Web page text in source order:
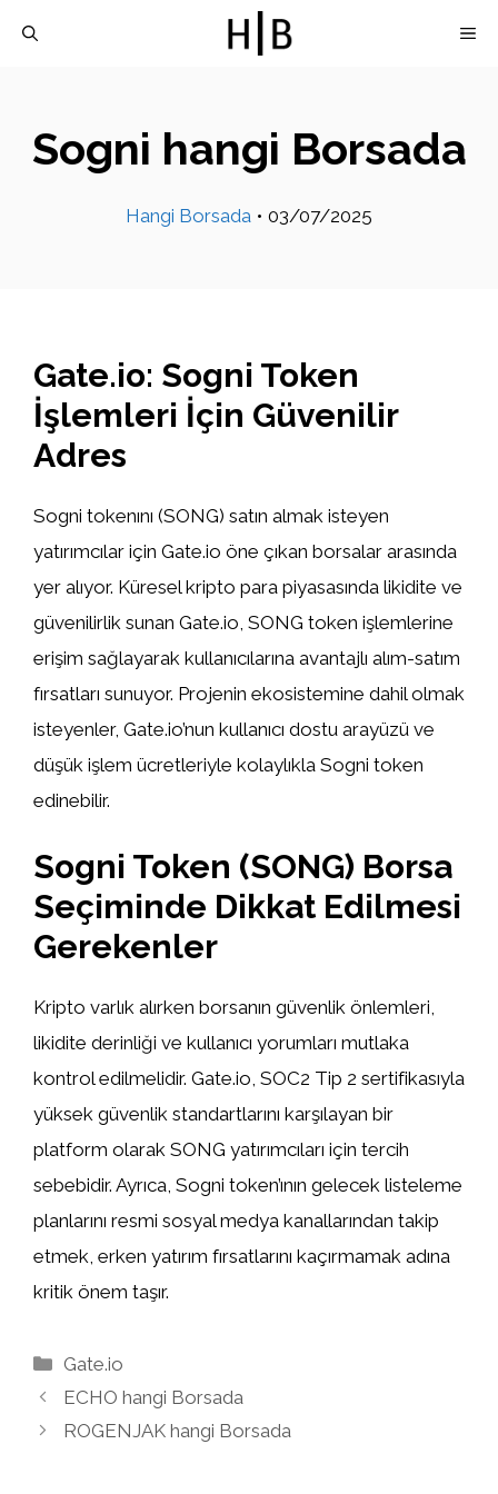
Sogni hangi Borsada
Hangi Borsada • 03/07/2025
Gate.io: Sogni Token
İşlemleri İçin Güvenilir
Adres
Sogni tokenını (SONG) satın almak isteyen
yatırımcılar için Gate.io öne çıkan borsalar arasında
yer alıyor. Küresel kripto para piyasasında likidite ve
güvenilirlik sunan Gate.io, SONG token işlemlerine
erişim sağlayarak kullanıcılarına avantajlı alım-satım
fırsatları sunuyor. Projenin ekosistemine dahil olmak
isteyenler, Gate.io’nun kullanıcı dostu arayüzü ve
düşük işlem ücretleriyle kolaylıkla Sogni token
edinebilir.
Sogni Token (SONG) Borsa
Seçiminde Dikkat Edilmesi
Gerekenler
Kripto varlık alırken borsanın güvenlik önlemleri,
likidite derinliği ve kullanıcı yorumları mutlaka
kontrol edilmelidir. Gate.io, SOC2 Tip 2 sertifikasıyla
yüksek güvenlik standartlarını karşılayan bir
platform olarak SONG yatırımcıları için tercih
sebebidir. Ayrıca, Sogni token’ının gelecek listeleme
planlarını resmi sosyal medya kanallarından takip
etmek, erken yatırım fırsatlarını kaçırmamak adına
kritik önem taşır.
Kategoriler
Gate.io
ECHO hangi Borsada
ROGENJAK hangi Borsada